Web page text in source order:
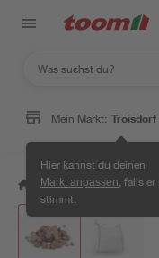
Mein Markt: Troisdorf
Hier kannst du deinen
Markt anpassen , falls
stimmt.
/ Garten & Freizeit /